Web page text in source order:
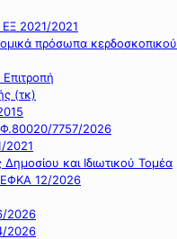
2021/2021
πρόσωπα κερδοσκοπικού
(τκ)
Φ.80020/7757/2026
2021
Δημοσίου και Ιδιωτικού Τομέα
ΕΦΚΑ 12/2026
2026
2026